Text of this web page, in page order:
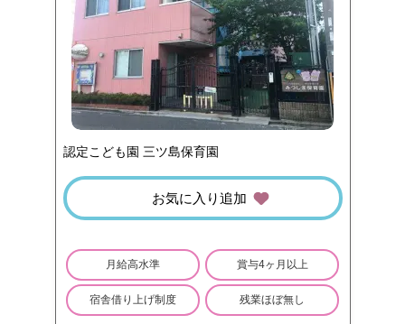
認定こども園 三ツ島保育園
お気に入り追加
月給高水準 賞与4ヶ月以上
宿舎借り上げ制度 残業ほぼ無し